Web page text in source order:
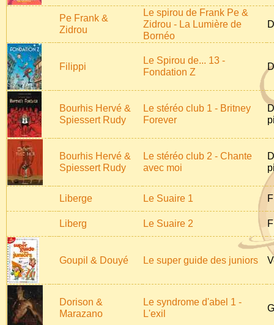
Pe Frank &
Zidrou
Le spirou de Frank Pe &
Zidrou - La Lumière de
Bornéo
Filippi
Le Spirou de... 13 -
Fondation Z
Bourhis Hervé &
Spiessert Rudy
Le stéréo club 1 - Britney
Forever
Bourhis Hervé &
Spiessert Rudy
Le stéréo club 2 - Chante
avec moi
Liberge Le Suaire 1
Liberg Le Suaire 2
Goupil & Douyé Le super guide des juniors
Dorison &
Marazano
Le syndrome d'abel 1 -
L'exil